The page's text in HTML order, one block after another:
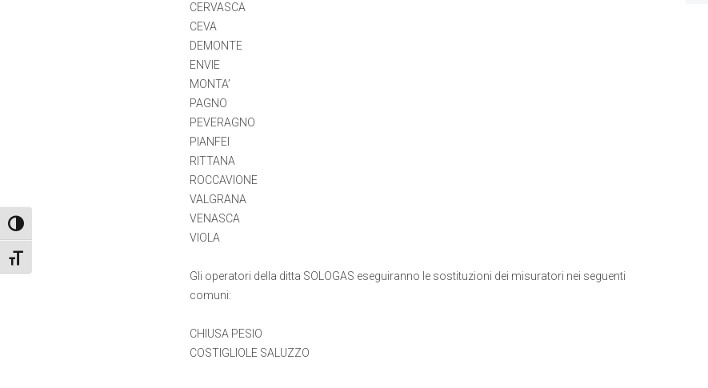
Attiva/disattiva alto contrasto
Attiva/disattiva dimensione testo
CERVASCA
CEVA
DEMONTE
ENVIE
MONTA’
PAGNO
PEVERAGNO
PIANFEI
RITTANA
ROCCAVIONE
VALGRANA
VENASCA
VIOLA
Gli operatori della ditta SOLOGAS eseguiranno le sostituzioni dei misuratori nei seguenti
comuni:
CHIUSA PESIO
COSTIGLIOLE SALUZZO